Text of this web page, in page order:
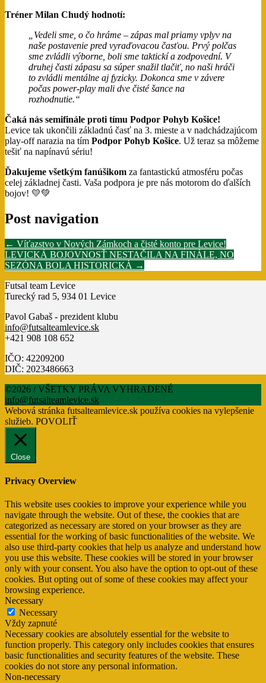
Tréner Milan Chudý hodnotí:
„Vedeli sme, o čo hráme – zápas mal priamy vplyv na
naše postavenie pred vyraďovacou časťou. Prvý polčas
sme zvládli výborne, boli sme taktickí a zodpovední. V
druhej časti zápasu sa súper snažil tlačiť, no naši hráči
to zvládli mentálne aj fyzicky. Dokonca sme v závere
počas power-play mali dve čisté šance na
rozhodnutie.“
Čaká nás semifinále proti tímu Podpor Pohyb Košice!
Levice tak ukončili základnú časť na 3. mieste a v nadchádzajúcom
play-off narazia na tím Podpor Pohyb Košice. Už teraz sa môžeme
tešiť na napínavú sériu!
Ďakujeme všetkým fanúšikom za fantastickú atmosféru počas
celej základnej časti. Vaša podpora je pre nás motorom do ďalších
bojov! 💛💚
Post navigation
← Víťazstvo v Nových Zámkoch a čisté konto pre Levice!
LEVICKÁ BOJOVNOSŤ NESTAČILA NA FINÁLE, NO
SEZÓNA BOLA HISTORICKÁ →
Futsal team Levice
Turecký rad 5, 934 01 Levice
Pavol Gabaš - prezident klubu
info@futsalteamlevice.sk
+421 908 108 652
IČO: 42209200
DIČ: 2023486663
©2026 / VŠETKY PRÁVA VYHRADENÉ
info@futsalteamlevice.sk
Webová stránka futsalteamlevice.sk používa cookies na vylepšenie
služieb. POVOLIŤ
Close
Privacy Overview
This website uses cookies to improve your experience while you
navigate through the website. Out of these, the cookies that are
categorized as necessary are stored on your browser as they are
essential for the working of basic functionalities of the website. We
also use third-party cookies that help us analyze and understand how
you use this website. These cookies will be stored in your browser
only with your consent. You also have the option to opt-out of these
cookies. But opting out of some of these cookies may affect your
browsing experience.
Necessary
Necessary
Vždy zapnuté
Necessary cookies are absolutely essential for the website to
function properly. This category only includes cookies that ensures
basic functionalities and security features of the website. These
cookies do not store any personal information.
Non-necessary